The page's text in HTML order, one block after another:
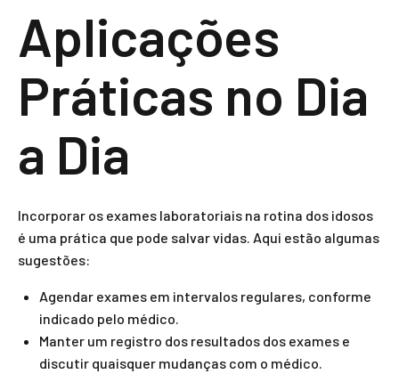
Aplicações
Práticas no Dia
a Dia
Incorporar os exames laboratoriais na rotina dos idosos
é uma prática que pode salvar vidas. Aqui estão algumas
sugestões:
Agendar exames em intervalos regulares, conforme
indicado pelo médico.
Manter um registro dos resultados dos exames e
discutir quaisquer mudanças com o médico.